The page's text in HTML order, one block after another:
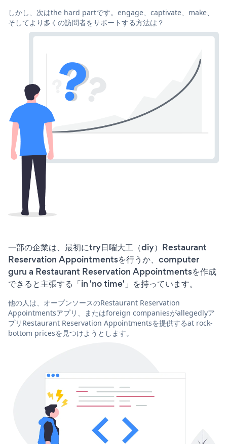
しかし、次はthe hard partです。engage、captivate、make、
そしてより多くの訪問者をサポートする方法は？
一部の企業は、最初にtry日曜大工（diy）Restaurant
Reservation Appointmentsを行うか、computer
guru a Restaurant Reservation Appointmentsを作成
できると主張する「in 'no time'」を持っています。
他の人は、オープンソースのRestaurant Reservation
Appointmentsアプリ、またはforeign companiesがallegedlyア
プリRestaurant Reservation Appointmentsを提供するat rock-
bottom pricesを見つけようとします。